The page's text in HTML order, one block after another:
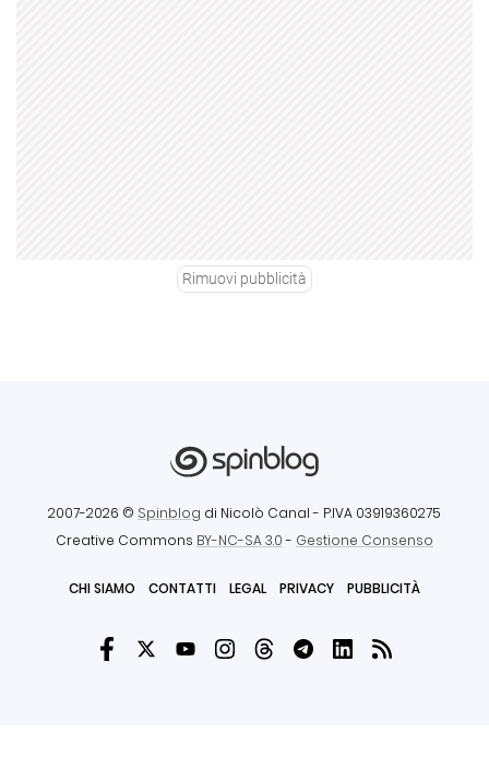
Rimuovi pubblicità
2007-2026 © Spinblog di Nicolò Canal - P.IVA 03919360275
Creative Commons BY-NC-SA 3.0- Gestione Consenso
CHI SIAMO CONTATTI LEGAL PRIVACY PUBBLICITÀ